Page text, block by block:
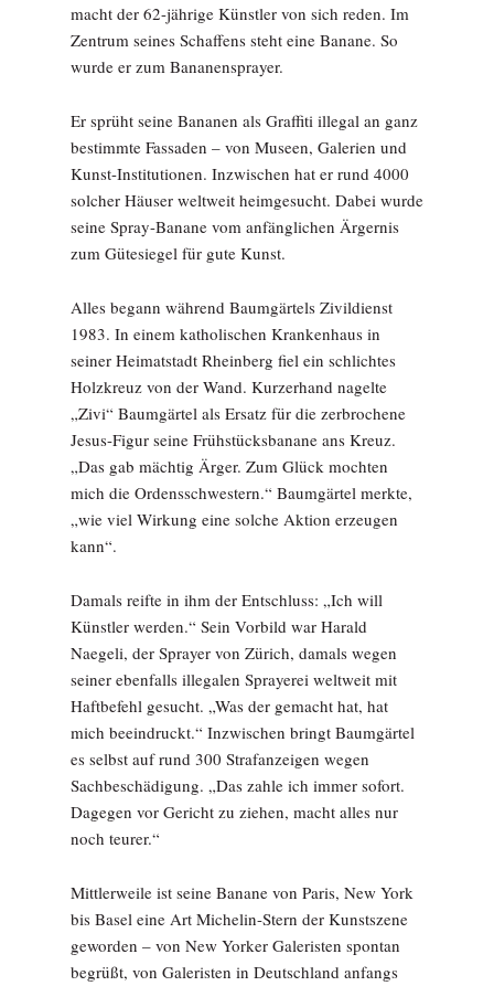
macht der 62-jährige Künstler von sich reden. Im
Zentrum seines Schaffens steht eine Banane. So
wurde er zum Bananensprayer.
Er sprüht seine Bananen als Graffiti illegal an ganz
bestimmte Fassaden – von Museen, Galerien und
Kunst-Institutionen. Inzwischen hat er rund 4000
solcher Häuser weltweit heimgesucht. Dabei wurde
seine Spray-Banane vom anfänglichen Ärgernis
zum Gütesiegel für gute Kunst.
Alles begann während Baumgärtels Zivildienst
1983. In einem katholischen Krankenhaus in
seiner Heimatstadt Rheinberg fiel ein schlichtes
Holzkreuz von der Wand. Kurzerhand nagelte
„Zivi“ Baumgärtel als Ersatz für die zerbrochene
Jesus-Figur seine Frühstücksbanane ans Kreuz.
„Das gab mächtig Ärger. Zum Glück mochten
mich die Ordensschwestern.“ Baumgärtel merkte,
„wie viel Wirkung eine solche Aktion erzeugen
kann“.
Damals reifte in ihm der Entschluss: „Ich will
Künstler werden.“ Sein Vorbild war Harald
Naegeli, der Sprayer von Zürich, damals wegen
seiner ebenfalls illegalen Sprayerei weltweit mit
Haftbefehl gesucht. „Was der gemacht hat, hat
mich beeindruckt.“ Inzwischen bringt Baumgärtel
es selbst auf rund 300 Strafanzeigen wegen
Sachbeschädigung. „Das zahle ich immer sofort.
Dagegen vor Gericht zu ziehen, macht alles nur
noch teurer.“
Mittlerweile ist seine Banane von Paris, New York
bis Basel eine Art Michelin-Stern der Kunstszene
geworden – von New Yorker Galeristen spontan
begrüßt, von Galeristen in Deutschland anfangs